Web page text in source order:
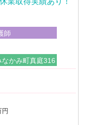
師
かみ町真庭316